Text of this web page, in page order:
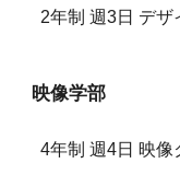
2年制 週3日 デ
映像学部
4年制 週4日 映像